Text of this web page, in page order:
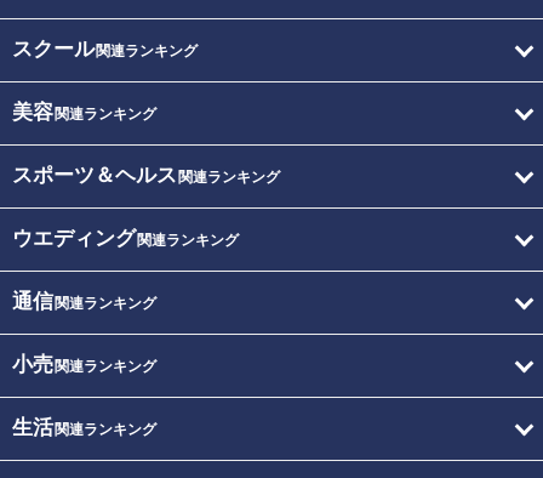
スクール関連ランキング
美容関連ランキング
スポーツ＆ヘルス 関連ランキング
ウエディング関連ランキング
通信関連ランキング
小売関連ランキング
生活関連ランキング